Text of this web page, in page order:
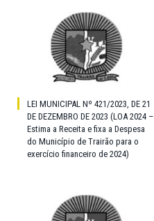
LEI MUNICIPAL Nº 421/2023, DE 21
DE DEZEMBRO DE 2023 (LOA 2024 –
Estima a Receita e fixa a Despesa
do Município de Trairão para o
exercício financeiro de 2024)